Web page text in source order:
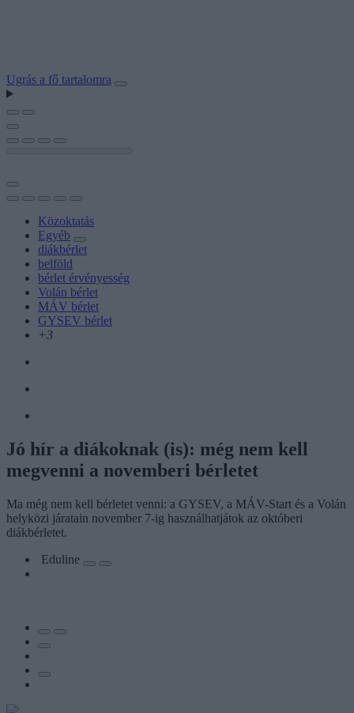
Ugrás a fő tartalomra
Közoktatás
Egyéb
diákbérlet
belföld
bérlet érvényesség
Volán bérlet
MÁV bérlet
GYSEV bérlet
+3
Jó hír a diákoknak (is): még nem kell
megvenni a novemberi bérletet
Ma még nem kell bérletet venni: a GYSEV, a MÁV-Start és a Volán
helyközi járatain november 7-ig használhatjátok az októberi
diákbérletet.
Eduline